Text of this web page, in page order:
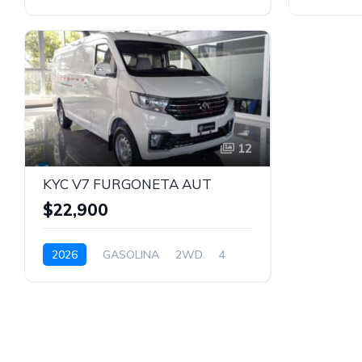
12
KYC V7 FURGONETA AUT
$22,900
2026 GASOLINA 2WD
4